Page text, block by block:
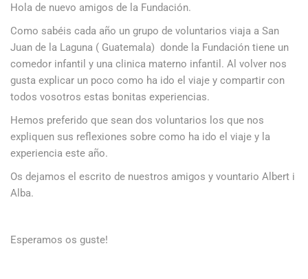
Hola de nuevo amigos de la Fundación.
Como sabéis cada año un grupo de voluntarios viaja a San
Juan de la Laguna ( Guatemala) donde la Fundación tiene un
comedor infantil y una clinica materno infantil. Al volver nos
gusta explicar un poco como ha ido el viaje y compartir con
todos vosotros estas bonitas experiencias.
Hemos preferido que sean dos voluntarios los que nos
expliquen sus reflexiones sobre como ha ido el viaje y la
experiencia este año.
Os dejamos el escrito de nuestros amigos y vountario Albert i
Alba.
Esperamos os guste!